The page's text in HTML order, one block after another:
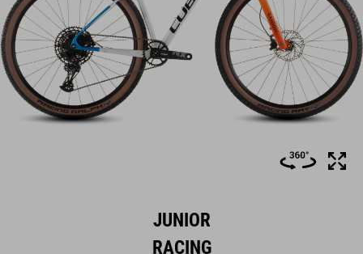
JUNIOR
RACING